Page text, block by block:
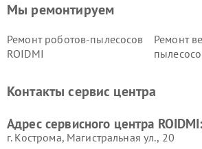
Мы ремонтируем
Ремонт роботов-пылесосов
ROIDMI
Ремонт
Контакты сервис центра
Адрес сервисного центра ROIDMI:
г. Кострома, Магистральная ул., 20